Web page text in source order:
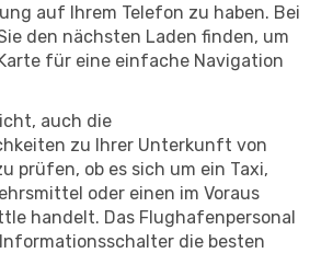
auf Ihrem Telefon zu haben. Bei
den nächsten Laden finden, um
für eine einfache Navigation
auch die
zu Ihrer Unterkunft von
prüfen, ob es sich um ein Taxi,
oder einen im Voraus
handelt. Das Flughafenpersonal
die besten